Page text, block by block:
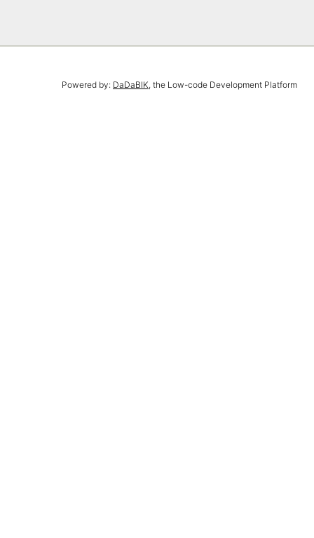
Powered by: DaDaBIK, the Low-code Development Platform